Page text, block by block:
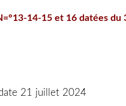
14-15 et 16 datées du
21 juillet 2024